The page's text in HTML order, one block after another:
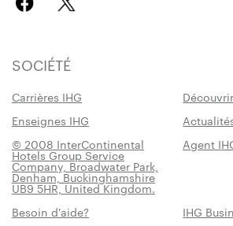
SOCIÉTÉ
Carrières IHG
Enseignes IHG
© 2008 InterContinental
Hotels Group Service
Company, Broadwater Park,
Denham, Buckinghamshire
UB9 5HR, United Kingdom.
Agent
Besoin d'aide?
IHG